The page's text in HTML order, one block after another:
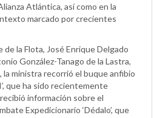
Atlántica, así como en la
marcado por crecientes
la Flota, José Enrique Delgado
González-Tanago de la Lastra,
la ministra recorrió el buque anfibio
que ha sido recientemente
información sobre el
Expedicionario ‘Dédalo’, que